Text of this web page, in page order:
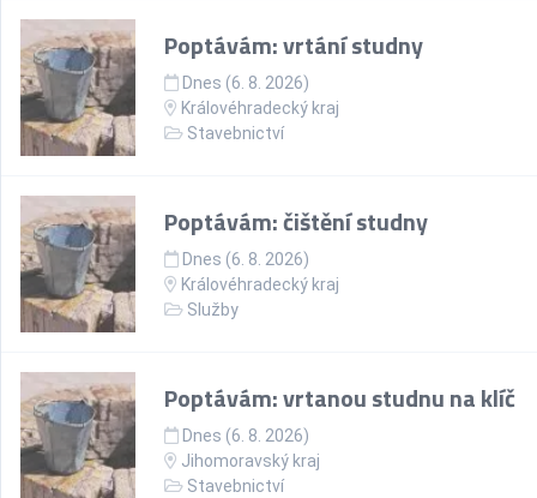
Poptávám: vrtání studny
Dnes (6. 8. 2026)
Královéhradecký kraj
Stavebnictví
Poptávám: čištění studny
Dnes (6. 8. 2026)
Královéhradecký kraj
Služby
Poptávám: vrtanou studnu na klíč
Dnes (6. 8. 2026)
Jihomoravský kraj
Stavebnictví